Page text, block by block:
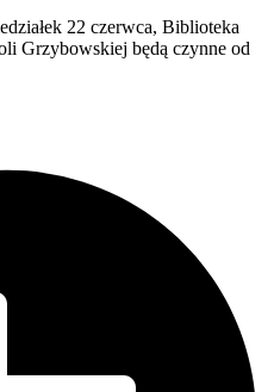
22 czerwca, Biblioteka
Grzybowskiej będą czynne od